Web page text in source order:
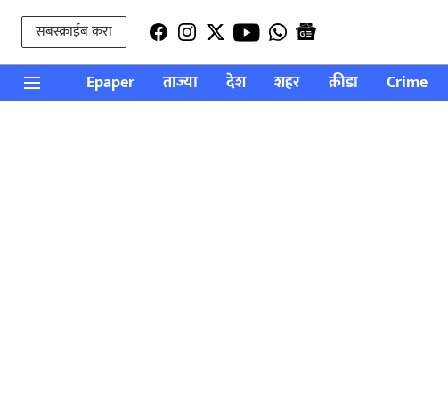
सबस्क्राईब करा
Epaper ताज्या देश शहर क्रीडा Crime